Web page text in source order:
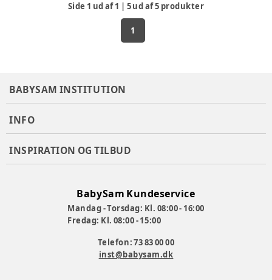
Side 1 ud af1 5ud af5 produkter
1
BABYSAM INSTITUTION
INFO
INSPIRATION OG TILBUD
BabySam Kundeservice
Mandag - Torsdag: Kl. 08:00 - 16:00
Fredag: Kl. 08:00 - 15:00
Telefon: 73 83 00 00
inst@babysam.dk